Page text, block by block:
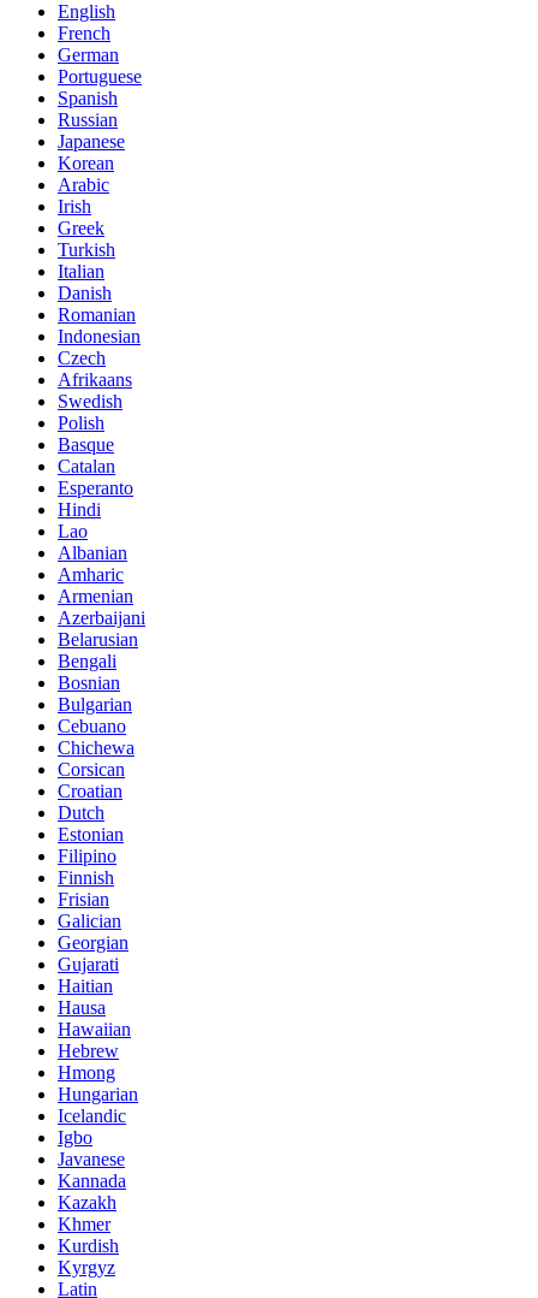
English
French
German
Portuguese
Spanish
Russian
Japanese
Korean
Arabic
Irish
Greek
Turkish
Italian
Danish
Romanian
Indonesian
Czech
Afrikaans
Swedish
Polish
Basque
Catalan
Esperanto
Hindi
Lao
Albanian
Amharic
Armenian
Azerbaijani
Belarusian
Bengali
Bosnian
Bulgarian
Cebuano
Chichewa
Corsican
Croatian
Dutch
Estonian
Filipino
Finnish
Frisian
Galician
Georgian
Gujarati
Haitian
Hausa
Hawaiian
Hebrew
Hmong
Hungarian
Icelandic
Igbo
Javanese
Kannada
Kazakh
Khmer
Kurdish
Kyrgyz
Latin